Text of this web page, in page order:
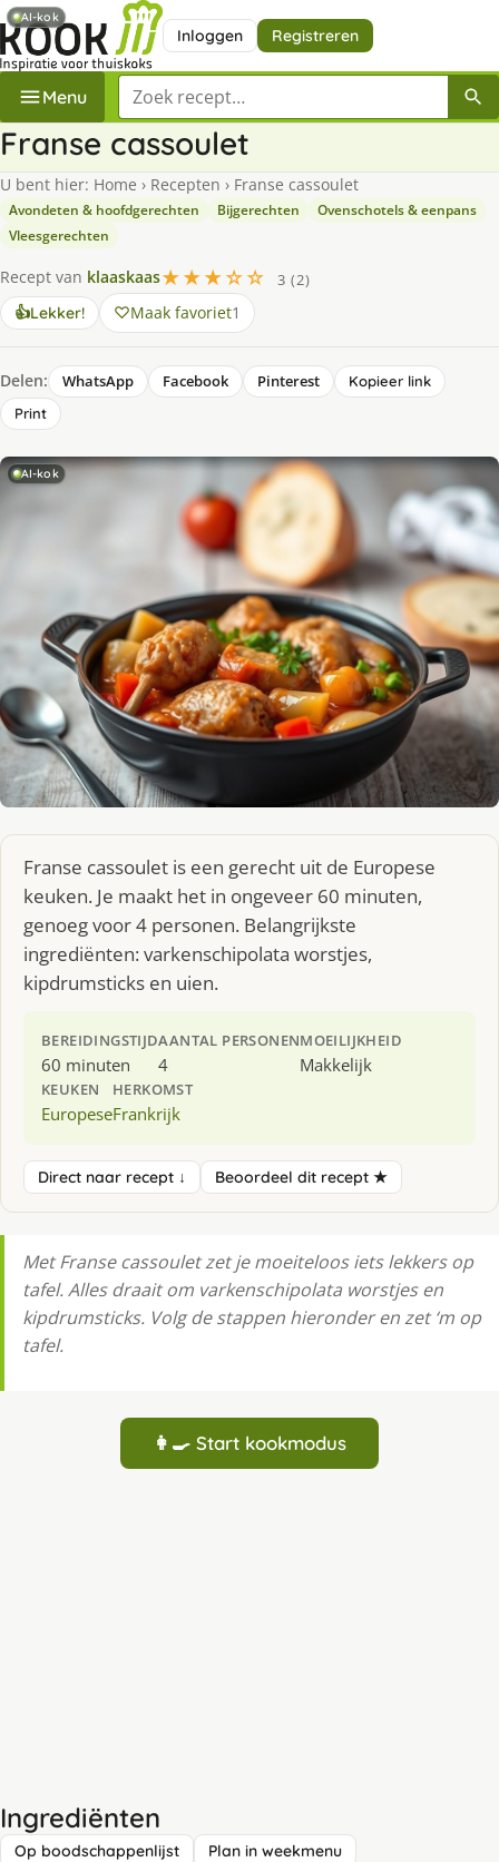
Inloggen Registreren
Menu Zoek een recept
Franse cassoulet
U bent hier: Home › Recepten › Franse cassoulet
Avondeten & hoofdgerechten Bijgerechten
Ovenschotels & eenpans
Vleesgerechten
Recept van klaaskaas★★★☆☆
3 (2)
👍Lekker! Maak favoriet1
Delen: WhatsApp Facebook Pinterest
Kopieer link
Print
AI-kok
Franse cassoulet is een gerecht uit de Europese
keuken. Je maakt het in ongeveer 60 minuten,
genoeg voor 4 personen. Belangrijkste
ingrediënten: varkenschipolata worstjes,
kipdrumsticks en uien.
BEREIDINGSTIJD
60 minuten
AANTAL PERSONEN
4
MOEILIJKHEID
Makkelijk
KEUKEN
Europese
HERKOMST
Frankrijk
Direct naar recept ↓ Beoordeel dit recept ★
Met Franse cassoulet zet je moeiteloos iets lekkers op
tafel. Alles draait om varkenschipolata worstjes en
kipdrumsticks. Volg de stappen hieronder en zet ‘m op
tafel.
👩‍🍳 Start kookmodus
Ingrediënten
Op boodschappenlijst Plan in weekmenu
AI-kok